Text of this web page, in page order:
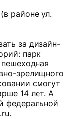
районе ул.
за дизайн-
парк
зрелищного
смогут
14 лет. А
федеральной